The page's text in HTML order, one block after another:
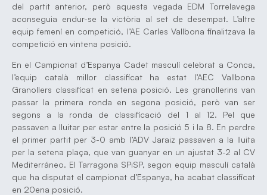
del partit anterior, però aquesta vegada EDM Torrelavega
aconseguia endur-se la victòria al set de desempat. L’altre
equip femení en competició, l’AE Carles Vallbona finalitzava la
competició en vintena posició.
En el Campionat d’Espanya Cadet masculí celebrat a Conca,
l’equip català millor classificat ha estat l’AEC Vallbona
Granollers classificat en setena posició. Les granollerins van
passar la primera ronda en segona posició, però van ser
segons a la ronda de classificació del 1 al 12. Pel que
passaven a lluitar per estar entre la posició 5 i la 8. En perdre
el primer partit per 3-0 amb l’ADV Jaraiz passaven a la lluita
per la setena plaça, que van guanyar en un ajustat 3-2 al CV
Mediterráneo. El Tarragona SPiSP, segon equip masculí català
que ha disputat el campionat d’Espanya, ha acabat classificat
en 20ena posició.